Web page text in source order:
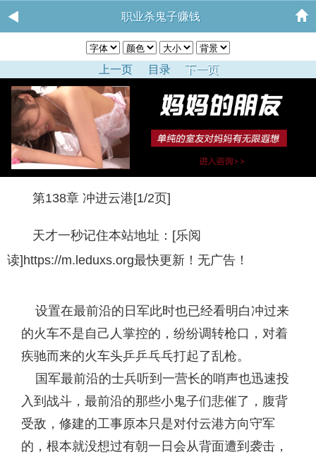
职业杀鬼子赚钱
上一页 目录 下一页
第138章 冲进云港[1/2页]
天才一秒记住本站地址：[乐阅
读]https://m.leduxs.org最快更新！无广告！
设置在最前沿的日军此时也已经看明白冲过来
的火车不是自己人掌控的，纷纷调转枪口，对着
疾驰而来的火车头乒乒乓乓打起了乱枪。
国军最前沿的士兵听到一营长的哨声也迅速投
入到战斗，最前沿的那些小鬼子们悲催了，腹背
受敌，修建的工事原本只是对付云港方向守军
的，根本就没想过有朝一日会从背面遭到袭击，